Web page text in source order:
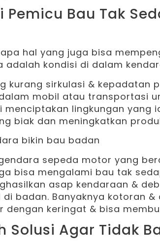
Pemicu Bau Tak
hal yang juga bisa
adalah kondisi di dalam
kurang sirkulasi & kepadatan
mobil atau transportasi
menciptakan lingkungan yang
biak dan meningkatkan
sepeda motor yang
bisa mengalami bau tak
asap kendaraan &
di badan. Banyaknya kotoran &
dengan keringat & bisa
Solusi Agar Tidak